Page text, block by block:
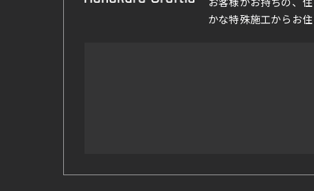
お客様がお持ちの、
かな特殊施工からお